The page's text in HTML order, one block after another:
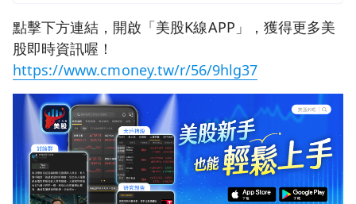
點擊下方連結，開啟「美股K線APP」，獲得更多美
股即時資訊喔！
https://www.cmoney.tw/r/56/9hlg37